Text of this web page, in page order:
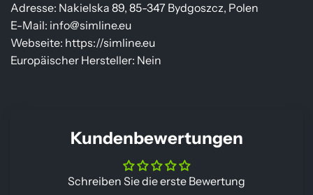
Adresse: Nakielska 89, 85-347 Bydgoszcz, Polen
E-Mail: info@simline.eu
Webseite: https://simline.eu
Europäischer Hersteller: Nein
Kundenbewertungen
Schreiben Sie die erste Bewertung